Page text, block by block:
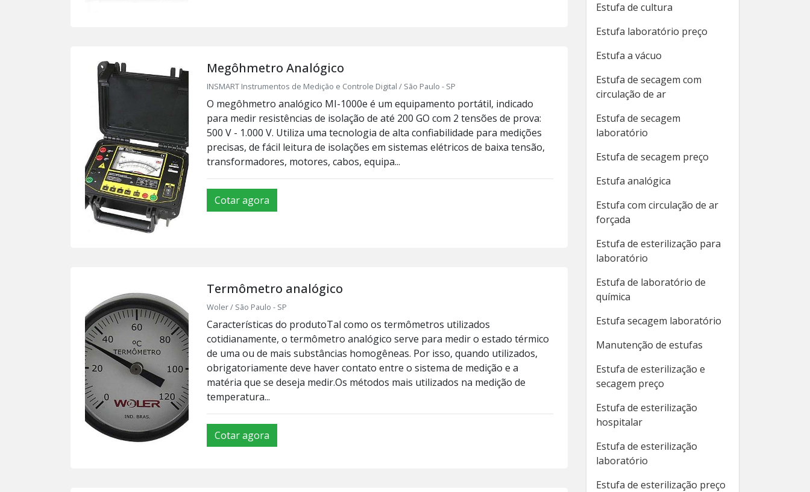
Megôhmetro Analógico
INSMART Instrumentos de Medição e Controle Digital / São Paulo - SP
O megôhmetro analógico MI-1000e é um equipamento portátil, indicado
para medir resistências de isolação de até 200 GO com 2 tensões de prova:
500 V - 1.000 V. Utiliza uma tecnologia de alta confiabilidade para medições
precisas, de fácil leitura de isolações em sistemas elétricos de baixa tensão,
transformadores, motores, cabos, equipa...
Cotar agora
Termômetro analógico
Woler / São Paulo - SP
Características do produtoTal como os termômetros utilizados
cotidianamente, o termômetro analógico serve para medir o estado térmico
de uma ou de mais substâncias homogêneas. Por isso, quando utilizados,
obrigatoriamente deve haver contato entre o sistema de medição e a
matéria que se deseja medir.Os métodos mais utilizados na medição de
temperatura...
Cotar agora
Estufa de cultura
Estufa laboratório preço
Estufa a vácuo
Estufa de secagem com
circulação de ar
Estufa de secagem
laboratório
Estufa de secagem preço
Estufa analógica
Estufa com circulação de ar
forçada
Estufa de esterilização para
laboratório
Estufa de laboratório de
química
Estufa secagem laboratório
Manutenção de estufas
Estufa de esterilização e
secagem preço
Estufa de esterilização
hospitalar
Estufa de esterilização
laboratório
Estufa de esterilização preço